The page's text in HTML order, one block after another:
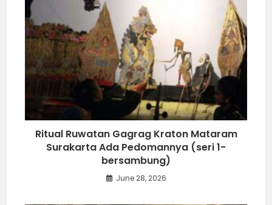
Ritual Ruwatan Gagrag Kraton Mataram
Surakarta Ada Pedomannya (seri 1-
bersambung)
June 28, 2026